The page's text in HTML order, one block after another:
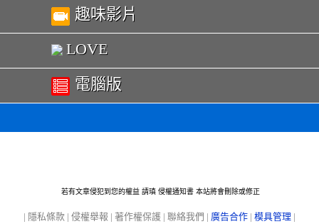
趣味影片
LOVE
電腦版
若有文章侵犯到您的權益 請瑱 侵權通知書 本站將會刪除或修正
| 隱私條款 | 侵權舉報 | 著作權保護 | 聯絡我們 | 廣告合作 | 模具管理 |